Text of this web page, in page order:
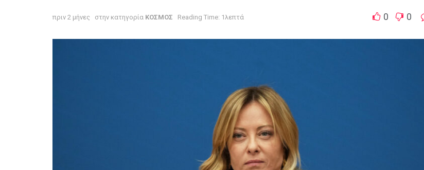
πριν 2 μήνες στην κατηγορία ΚΟΣΜΟΣ Reading Time: 1λεπτά 0 0